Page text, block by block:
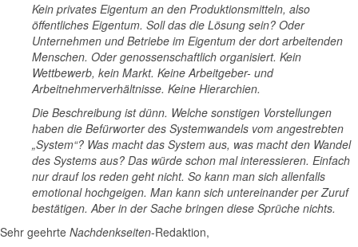
Kein privates Eigentum an den Produktionsmitteln, also
öffentliches Eigentum. Soll das die Lösung sein? Oder
Unternehmen und Betriebe im Eigentum der dort arbeitenden
Menschen. Oder genossenschaftlich organisiert. Kein
Wettbewerb, kein Markt. Keine Arbeitgeber- und
Arbeitnehmerverhältnisse. Keine Hierarchien.
Die Beschreibung ist dünn. Welche sonstigen Vorstellungen
haben die Befürworter des Systemwandels vom angestrebten
„System“? Was macht das System aus, was macht den Wandel
des Systems aus? Das würde schon mal interessieren. Einfach
nur drauf los reden geht nicht. So kann man sich allenfalls
emotional hochgeigen. Man kann sich untereinander per Zuruf
bestätigen. Aber in der Sache bringen diese Sprüche nichts.
Sehr geehrte Nachdenkseiten-Redaktion,